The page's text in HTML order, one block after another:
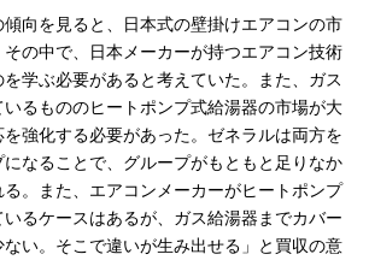
向を見ると、日本式の壁掛けエアコンの市
の中で、日本メーカーが持つエアコン技術
学ぶ必要があると考えていた。また、ガス
るもののヒートポンプ式給湯器の市場が大
強化する必要があった。ゼネラルは両方を
なることで、グループがもともと足りなか
る。また、エアコンメーカーがヒートポンプ
るケースはあるが、ガス給湯器までカバー
ない。そこで違いが生み出せる」と買収の意